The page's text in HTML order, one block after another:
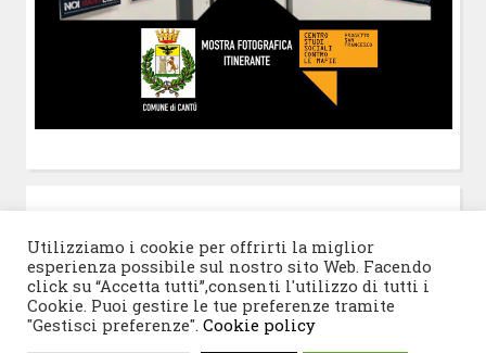
Utilizziamo i cookie per offrirti la miglior
esperienza possibile sul nostro sito Web. Facendo
click su “Accetta tutti”,consenti l'utilizzo di tutti i
Cookie. Puoi gestire le tue preferenze tramite
"Gestisci preferenze". Cookie policy